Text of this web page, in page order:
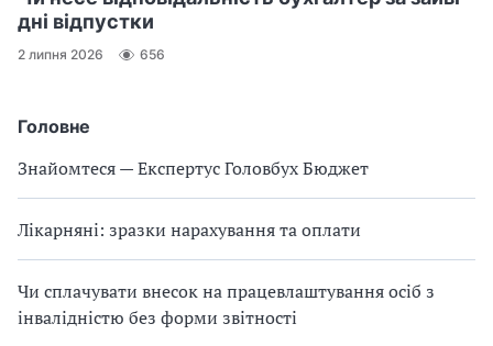
Головне
Знайомтеся — Експертус Головбух Бюджет
Лікарняні: зразки нарахування та оплати
Чи сплачувати внесок на працевлаштування осіб з
інвалідністю без форми звітності
дні відпустки
2 липня 2026 656